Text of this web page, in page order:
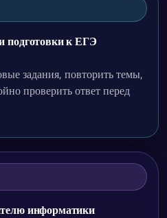
подготовки к ЕГЭ
задания, повторить темы,
проверить ответ перед
информатики